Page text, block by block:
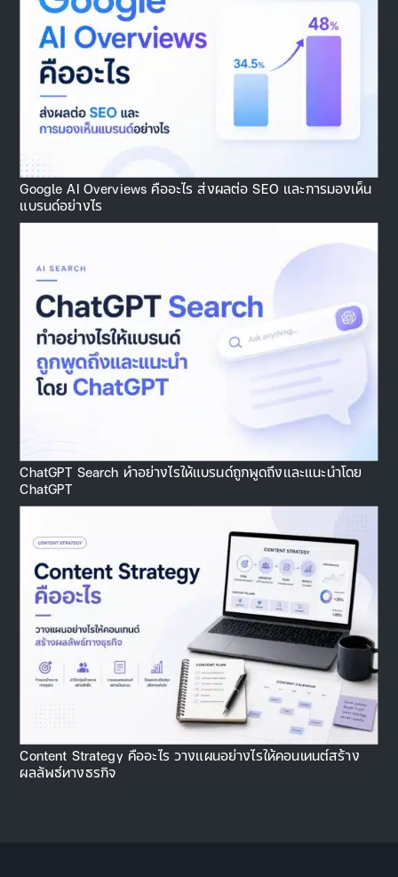
Google AI Overviews คืออะไร ส่งผลต่อ SEO และการมองเห็น
แบรนด์อย่างไร
ChatGPT Search ทำอย่างไรให้แบรนด์ถูกพูดถึงและแนะนำโดย
ChatGPT
Content Strategy คืออะไร วางแผนอย่างไรให้คอนเทนต์สร้าง
ผลลัพธ์ทางธุรกิจ